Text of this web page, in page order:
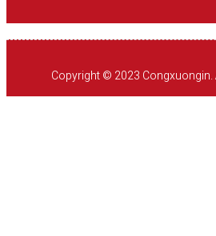
Copyright © 2023 Congxuongin.